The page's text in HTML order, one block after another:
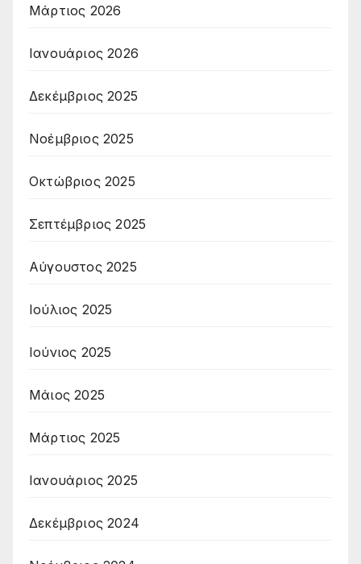
Μάρτιος 2026
Ιανουάριος 2026
Δεκέμβριος 2025
Νοέμβριος 2025
Οκτώβριος 2025
Σεπτέμβριος 2025
Αύγουστος 2025
Ιούλιος 2025
Ιούνιος 2025
Μάιος 2025
Μάρτιος 2025
Ιανουάριος 2025
Δεκέμβριος 2024